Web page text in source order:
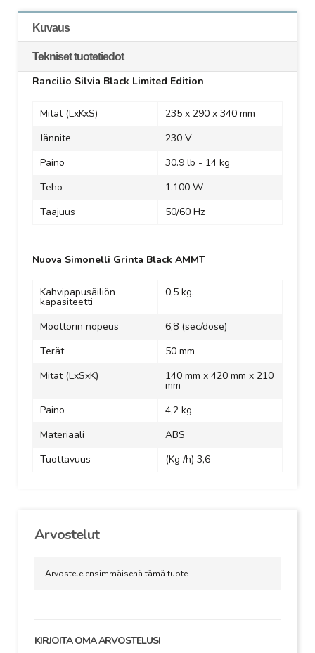
Kuvaus
Tekniset tuotetiedot
Rancilio Silvia Black Limited Edition
Mitat (LxKxS)
235 x 290 x 340 mm
Jännite
230 V
Paino
30.9 lb - 14 kg
Teho
1.100 W
Taajuus
50/60 Hz
Nuova Simonelli Grinta Black AMMT
Kahvipapusäiliön
kapasiteetti
0,5 kg.
Moottorin nopeus
6,8 (sec/dose)
Terät
50 mm
Mitat (LxSxK)
140 mm x 420 mm x 210
mm
Paino
4,2 kg
Materiaali
ABS
Tuottavuus
(Kg /h) 3,6
Arvostelut
Arvostele ensimmäisenä tämä tuote
KIRJOITA OMA ARVOSTELUSI